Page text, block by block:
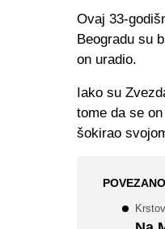
Ovaj 33-
Beogradu su
on uradio.
Iako su
tome da se
šokirao
POVEZANO